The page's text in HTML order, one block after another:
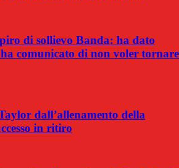
di sollievo Banda: ha dato
comunicato di non voler tornare
dall’allenamento della
in ritiro